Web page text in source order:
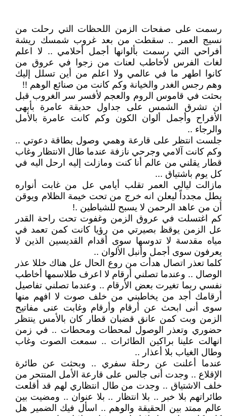
رسمت على صفحات الزمن اللحظات التي رحلت من
نسيج العمر .. سقطت من بعد غروب شمسك ريشة
أفراحي التي رسمت بألوانها أجمل أحلامي .. لا اعلم
لغات الفرس لأخاطب لعنات من زجوا في عروق من
كانوا اطهر ما في عالمي ولا اعلم من أين تسلل إليك
وهم رجس الغدر والخيانة وكم كانت من صنائع الوهم !!
بحثت في قاموس الروم والعجم لأفسر سر الغروب قبل
ان تشرق الشمس على جداول حديقة عامرة بأبهى
الأفراح وأجمل ألوان الكون وكم كانت عامرة بالأمل
والرجاء ..
جلست انتظر على قارعة وهمي وصول بطاقة دعوتي ..
وكم كانت آلامي وجرحي نازفة عندما طال الانتظار وغاب
قطار يقلني من عالم أنا كنت ومازلت إليه ارحل اليه في
كل يوم باشتياق ...
مازالت ليالي العمر تقلب أيامي عل من غابت أنواره
يطل مجدداً ليعلن انه خرج من تحت خيمة الظلام ويوقن
أن من عاهد الرحمن لا يسبح للشياطين .!
كم اغتسلت في عروق الزمن وغفوت تحت راحة القدر
عل الزمن يوقظ بصيرتي من رؤيا كانت كمن تعمد في
مياه مقدسة لا تدوسها سوى أقدام القديسين الذين لا
يعرفون سوى أجمل وأنبل الألوان ..
كلما تعذر اتصال هدأت من روع الحال عل هناك خللا عذر
الوصال .. وعندما تصلني أرقام لا اعرف طلاسمها أخاطب
نفسي ربما تغيرت بعض الأرقام .. وعندما تصلني تفاصيل
أرقامك أجد من يخاطبني من خلف صوت لا افهم منها
سوى أنى ابحث عن أرقام وأرقام وغابت عنى مفاتيح
الزمن وبت كمن عانق قضبان قطار كان بالأمس ينتظر
حضوري وتعذر الوصول لمحطات ومحطات .. في زمن
انهالت علينا براكين الطائرات .. سمعت الصوت وغاب
وطال الغياب بلا أعذار ..
عندما أعلنت عن رحلة سفري .. وبحثت عن طائرة
الإقلاع .. وجدت أنى جالس على قارعة الأمل المنتحر من
خلف الاشتياق .. وجدت من طال انتظاري لهم قد أقلعت
طائراتهم بلا خبر .. بلا انتظار .. بلا عنوان .. ومضيت بين
عالم ممتد بين الحقيقة والوهم .. اسأل فيك الضمير هل